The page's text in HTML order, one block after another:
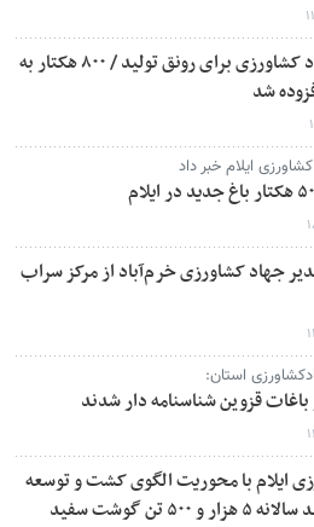
نسخه باغی جهاد کشاورزی برای رونق تولید / ۸۰۰ هکتار به
شد
ایلام خبر داد
جهاد کشاورزی خرم‌آباد از مرکز سراب
استان:
ایلام با محوریت الگوی کشت و توسعه
تن گوشت سفید